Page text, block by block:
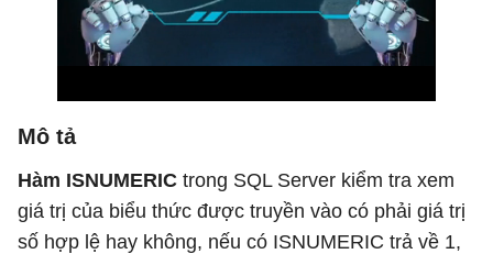
Mô tả
Hàm ISNUMERIC trong SQL Server kiểm tra xem
giá trị của biểu thức được truyền vào có phải giá trị
số hợp lệ hay không, nếu có ISNUMERIC trả về 1,